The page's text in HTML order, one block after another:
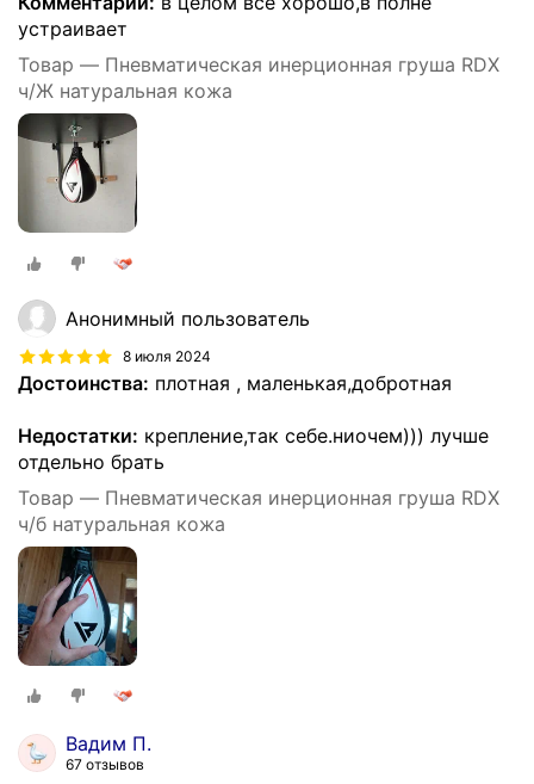
устраивает
Товар — Пневматическая инерционная груша RDX
ч/Ж натуральная кожа
Анонимный пользователь
8 июля 2024
Достоинства: плотная , маленькая,добротная
Недостатки: крепление,так себе.ниочем))) лучше
отдельно брать
Товар — Пневматическая инерционная груша RDX
ч/б натуральная кожа
Вадим П.
67 отзывов